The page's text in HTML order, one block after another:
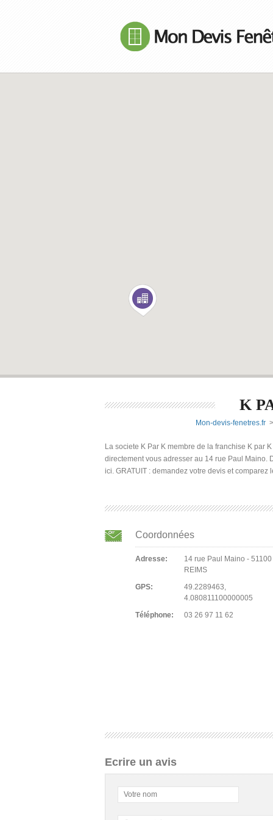
K
Mon-devis-fenetres.fr >
La societe K Par K membre de la franchise K par
directement vous adresser au 14 rue Paul Maino.
ici. GRATUIT : demandez votre devis et comparez
Coordonnées
Adresse:
14 rue Paul Maino - 51100
REIMS
GPS:
49.2289463,
4.080811100000005
Téléphone:
03 26 97 11 62
Ecrire un avis
Votre nom